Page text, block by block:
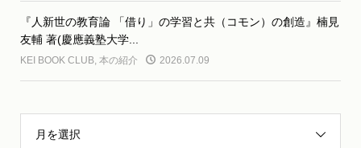
『人新世の教育論 「借り」の学習と共（コモン）の創造』楠見
友輔 著(慶應義塾大学...
KEI BOOK CLUB, 本の紹介 2026.07.09
月を選択